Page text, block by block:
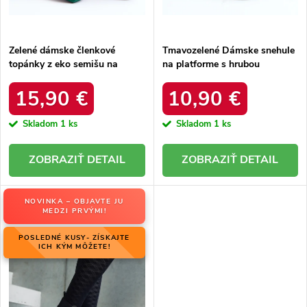
Zelené dámske členkové
topánky z eko semišu na
zipsom, kód produktu 168-500
GREEN
15,90 €
Skladom 1 ks
DETAIL
Tmavozelené Dámske snehule
na platforme s hrubou
produktu VL226P GREEN
10,90 €
Skladom 1 ks
DETAIL
NOVINKA – OBJAVTE JU
MEDZI PRVÝMI!
POSLEDNÉ KUSY- ZÍSKAJTE
ICH KÝM MÔŽETE!